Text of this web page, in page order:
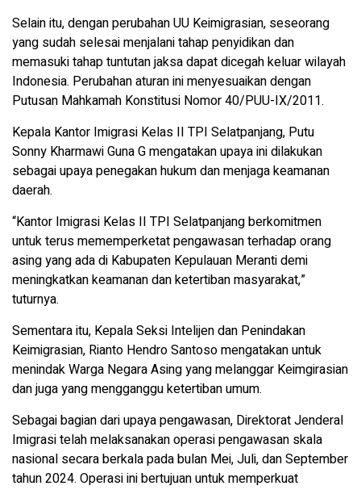
Selain itu, dengan perubahan UU Keimigrasian, seseorang
yang sudah selesai menjalani tahap penyidikan dan
memasuki tahap tuntutan jaksa dapat dicegah keluar wilayah
Indonesia. Perubahan aturan ini menyesuaikan dengan
Putusan Mahkamah Konstitusi Nomor 40/PUU-IX/2011.
Kepala Kantor Imigrasi Kelas II TPI Selatpanjang, Putu
Sonny Kharmawi Guna G mengatakan upaya ini dilakukan
sebagai upaya penegakan hukum dan menjaga keamanan
daerah.
“Kantor Imigrasi Kelas II TPI Selatpanjang berkomitmen
untuk terus mememperketat pengawasan terhadap orang
asing yang ada di Kabupaten Kepulauan Meranti demi
meningkatkan keamanan dan ketertiban masyarakat,”
tuturnya.
Sementara itu, Kepala Seksi Intelijen dan Penindakan
Keimigrasian, Rianto Hendro Santoso mengatakan untuk
menindak Warga Negara Asing yang melanggar Keimgirasian
dan juga yang mengganggu ketertiban umum.
Sebagai bagian dari upaya pengawasan, Direktorat Jenderal
Imigrasi telah melaksanakan operasi pengawasan skala
nasional secara berkala pada bulan Mei, Juli, dan September
tahun 2024. Operasi ini bertujuan untuk memperkuat